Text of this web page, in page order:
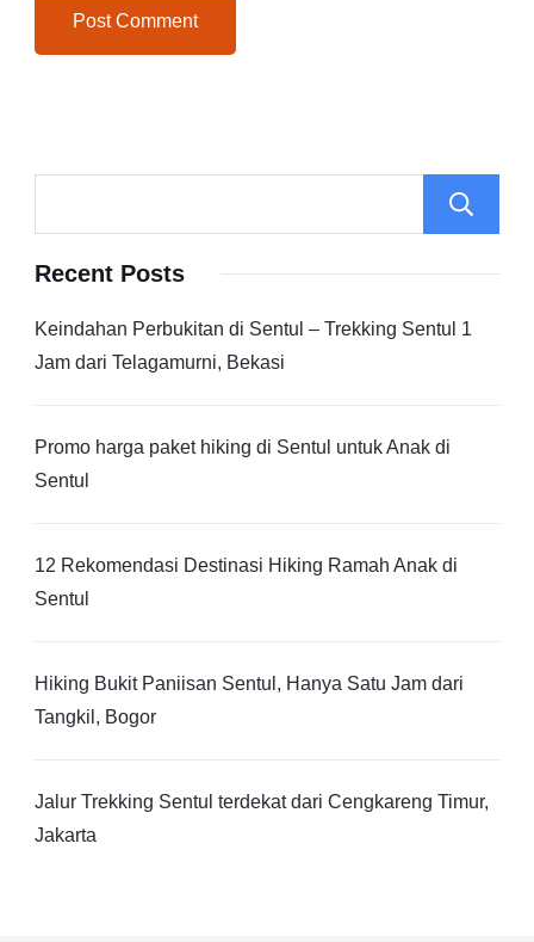
Recent Posts
Keindahan Perbukitan di Sentul – Trekking Sentul 1
Jam dari Telagamurni, Bekasi
Promo harga paket hiking di Sentul untuk Anak di
Sentul
12 Rekomendasi Destinasi Hiking Ramah Anak di
Sentul
Hiking Bukit Paniisan Sentul, Hanya Satu Jam dari
Tangkil, Bogor
Jalur Trekking Sentul terdekat dari Cengkareng Timur,
Jakarta